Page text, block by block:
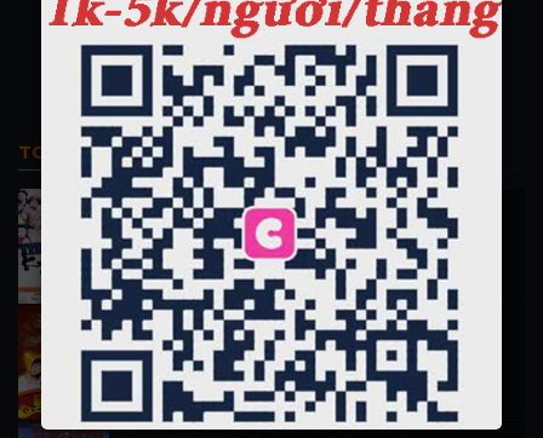
TOP PHIM BỘ
Thi Công Kỳ Án 1997
施公奇案 1997
90.1K lượt xem
Thần Tài Đến 1999
Thần Tài Truyền Kỳ 1999
16.6K lượt xem